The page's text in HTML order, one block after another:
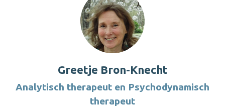
Greetje Bron-Knecht
Analytisch therapeut en Psychodynamisch
therapeut